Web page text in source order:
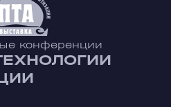
конференции